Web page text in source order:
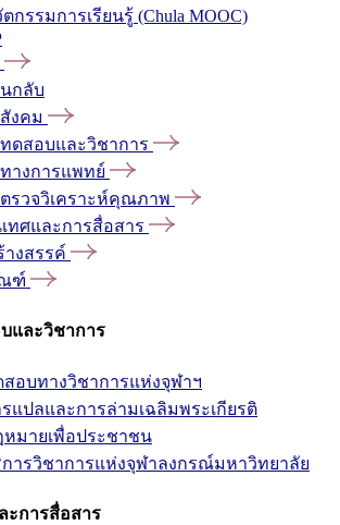
กรรมการเรียนรู้ (Chula MOOC)
กลับ
งคม
ดสอบและวิชาการ
างการแพทย์
รวจวิเคราะห์คุณภาพ
ทศและการสื่อสาร
งสรรค์
ฑ์
และวิชาการ
อบทางวิชาการแห่งจุฬาฯ
แปลและการล่ามเฉลิมพระเกียรติ
มายเพื่อประชาชน
ารวิชาการแห่งจุฬาลงกรณ์มหาวิทยาลัย
ะการสื่อสาร